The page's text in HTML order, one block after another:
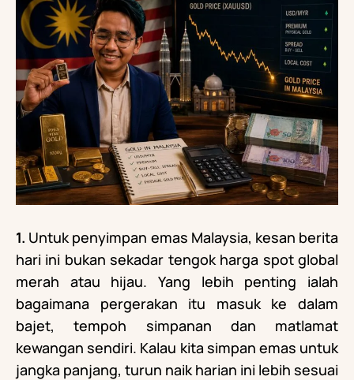
1. Untuk penyimpan emas Malaysia, kesan berita
hari ini bukan sekadar tengok harga spot global
merah atau hijau. Yang lebih penting ialah
bagaimana pergerakan itu masuk ke dalam
bajet, tempoh simpanan dan matlamat
kewangan sendiri. Kalau kita simpan emas untuk
jangka panjang, turun naik harian ini lebih sesuai